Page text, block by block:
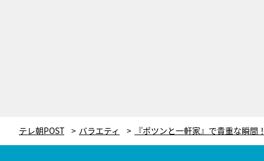
テレ朝POST バラエティ